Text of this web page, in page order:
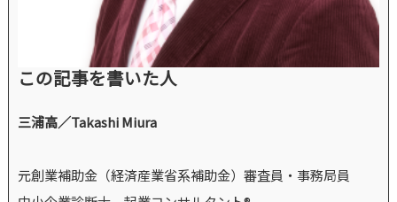
この記事を書いた人
三浦高／Takashi Miura
元創業補助金（経済産業省系補助金）審査員・事務局員